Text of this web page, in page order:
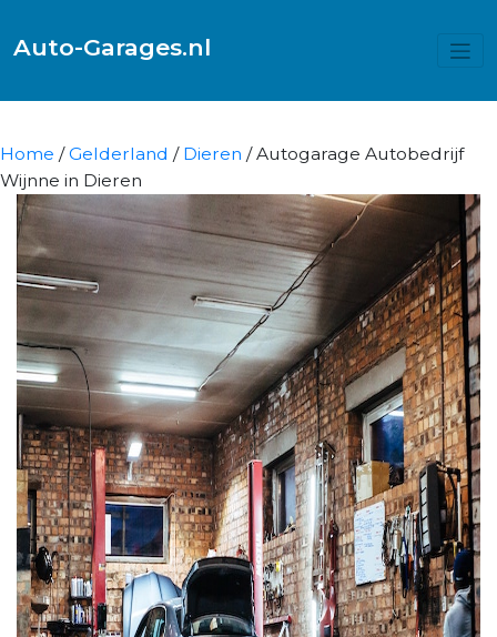
Auto-Garages.nl
Home /Gelderland / Dieren / Autogarage Autobedrijf
Wijnne in Dieren